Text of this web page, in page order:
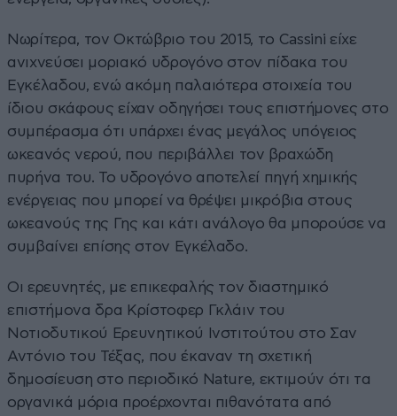
Νωρίτερα, τον Οκτώβριο του 2015, το Cassini είχε
ανιχνεύσει μοριακό υδρογόνο στον πίδακα του
Εγκέλαδου, ενώ ακόμη παλαιότερα στοιχεία του
ίδιου σκάφους είχαν οδηγήσει τους επιστήμονες στο
συμπέρασμα ότι υπάρχει ένας μεγάλος υπόγειος
ωκεανός νερού, που περιβάλλει τον βραχώδη
πυρήνα του. Το υδρογόνο αποτελεί πηγή χημικής
ενέργειας που μπορεί να θρέψει μικρόβια στους
ωκεανούς της Γης και κάτι ανάλογο θα μπορούσε να
συμβαίνει επίσης στον Εγκέλαδο.
Οι ερευνητές, με επικεφαλής τον διαστημικό
επιστήμονα δρα Κρίστοφερ Γκλάιν του
Νοτιοδυτικού Ερευνητικού Ινστιτούτου στο Σαν
Αντόνιο του Τέξας, που έκαναν τη σχετική
δημοσίευση στο περιοδικό Nature, εκτιμούν ότι τα
οργανικά μόρια προέρχονται πιθανότατα από